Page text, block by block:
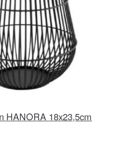
HANORA 18x23,5cm